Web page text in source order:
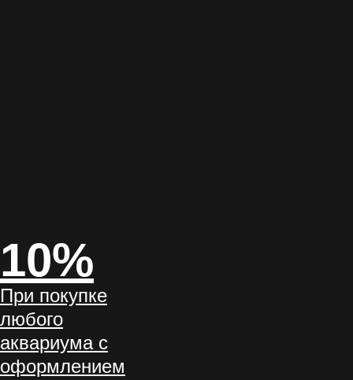
10%
При покупке
любого
аквариума с
оформлением